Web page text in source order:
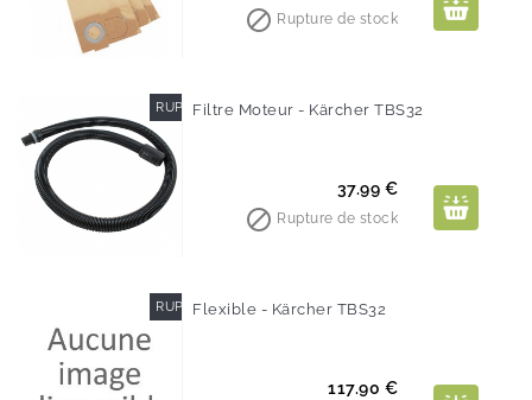
 Rupture de stock
RUPTURE DE STOCK
Filtre Moteur - Kärcher TBS32
Prix
37.99 €
 Rupture de stock
RUPTURE DE STOCK
Flexible - Kärcher TBS32
Prix
117.90 €